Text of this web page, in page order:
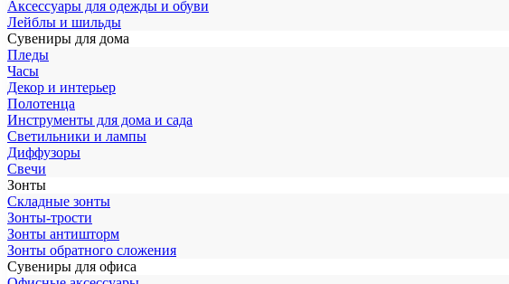
Аксессуары для одежды и обуви
Лейблы и шильды
Сувениры для дома
Пледы
Часы
Декор и интерьер
Полотенца
Инструменты для дома и сада
Светильники и лампы
Диффузоры
Свечи
Зонты
Складные зонты
Зонты-трости
Зонты антишторм
Зонты обратного сложения
Сувениры для офиса